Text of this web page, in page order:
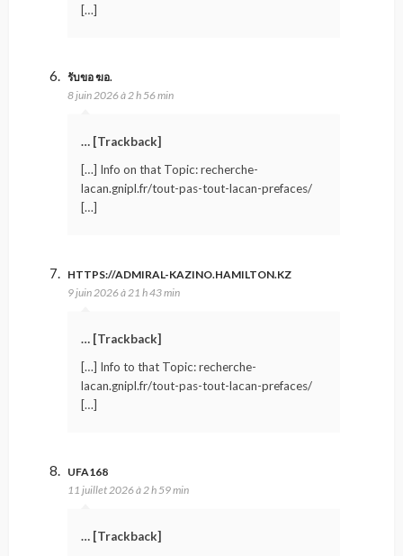
[…]
รับขอ ฆอ.
8 juin 2026 à 2 h 56 min
… [Trackback]
[…] Info on that Topic: recherche-
lacan.gnipl.fr/tout-pas-tout-lacan-prefaces/
[…]
HTTPS://ADMIRAL-KAZINO.HAMILTON.KZ
9 juin 2026 à 21 h 43 min
… [Trackback]
[…] Info to that Topic: recherche-
lacan.gnipl.fr/tout-pas-tout-lacan-prefaces/
[…]
UFA168
11 juillet 2026 à 2 h 59 min
… [Trackback]